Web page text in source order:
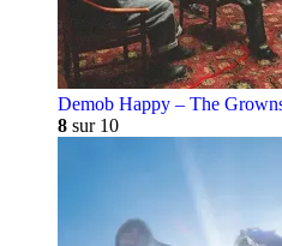
Demob Happy – The
8 sur 10